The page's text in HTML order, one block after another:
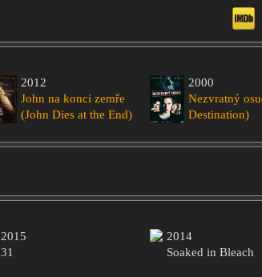
2012
John na konci zemře
(John Dies at the End)
2000
Nezvratný
Destination)
2015
31
2014
Soaked in Bleach